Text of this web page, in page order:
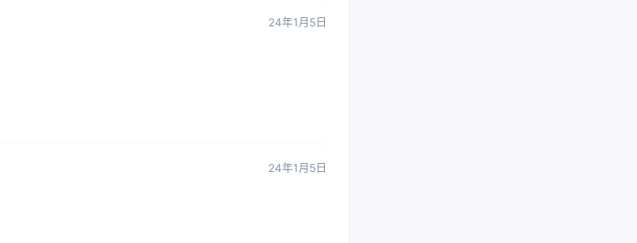
24年1月5日
24年1月5日